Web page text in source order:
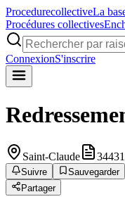
ProcedurecollectiveLa
Procédures collectives
ConnexionS'inscrire
Saint-Claude
Suivre
Sauvegarder
Partager